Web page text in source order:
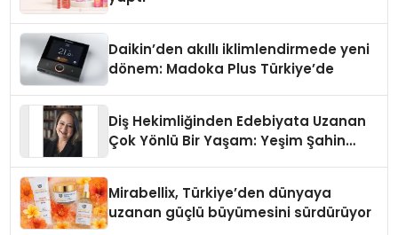
Daikin’den akıllı iklimlendirmede yeni
dönem: Madoka Plus Türkiye’de
Diş Hekimliğinden Edebiyata Uzanan
Çok Yönlü Bir Yaşam: Yeşim Şahin
Mirabellix, Türkiye’den dünyaya
uzanan güçlü büyümesini sürdürüyor